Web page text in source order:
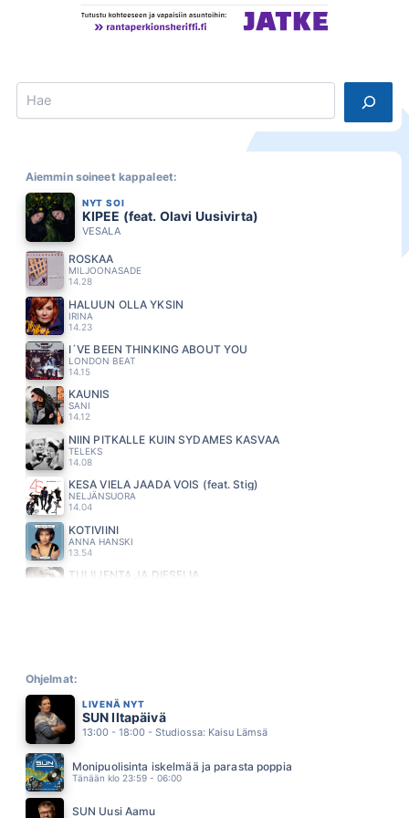
h
a
st
Search
Aiemmin soineet kappaleet:
NYT SOI
KIPEE (feat. Olavi Uusivirta)
VESALA
ROSKAA
MILJOONASADE
14.28
HALUUN OLLA YKSIN
IRINA
14.23
I´VE BEEN THINKING ABOUT YOU
LONDON BEAT
14.15
KAUNIS
SANI
14.12
NIIN PITKÄLLE KUIN SYDÄMES KASVAA
TELEKS
14.08
KESÄ VIELÄ JÄÄDÄ VOIS (feat. Stig)
NELJÄNSUORA
14.04
KOTIVIINI
ANNA HANSKI
13.54
TULILIENTA JA DIESELIA
MARISKA
CELESTIAL
ED SHEERAN
13.36
LAURI TÄHKÄ
13.27
TAUSKI
Ohjelmat:
LIVENÄ NYT
SUN Iltapäivä
13:00 - 18:00 - Studiossa: Kaisu Lämsä
Monipuolisinta iskelmää ja parasta poppia
Tänään klo 23:59 - 06:00
SUN Uusi Aamu